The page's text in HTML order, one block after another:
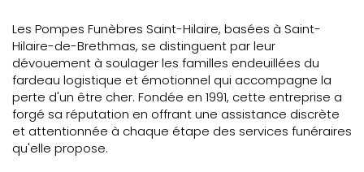
Les Pompes Funèbres Saint-Hilaire, basées à Saint-
Hilaire-de-Brethmas, se distinguent par leur
dévouement à soulager les familles endeuillées du
fardeau logistique et émotionnel qui accompagne la
perte d'un être cher. Fondée en 1991, cette entreprise a
forgé sa réputation en offrant une assistance discrète
et attentionnée à chaque étape des services funéraires
qu'elle propose.